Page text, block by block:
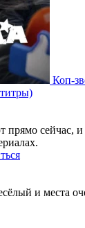
Коп-
прямо сейчас,
и места